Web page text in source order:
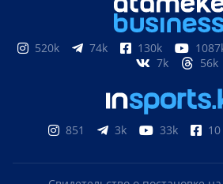
520k 74k 130k
7k
56k
851 3k 33k 10